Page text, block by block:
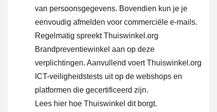
van persoonsgegevens. Bovendien kun je je
eenvoudig afmelden voor commerciële e-mails.
Regelmatig spreekt Thuiswinkel.org
Brandpreventiewinkel aan op deze
verplichtingen. Aanvullend voert Thuiswinkel.org
ICT-veiligheidstests uit op de webshops en
platformen die gecertificeerd zijn.
Lees hier hoe Thuiswinkel dit borgt.